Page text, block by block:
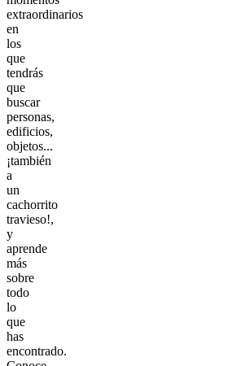
extraordinarios
en
los
que
tendrás
que
buscar
personas,
edificios,
objetos...
¡también
a
un
cachorrito
travieso!,
y
aprende
más
sobre
todo
lo
que
has
encontrado.